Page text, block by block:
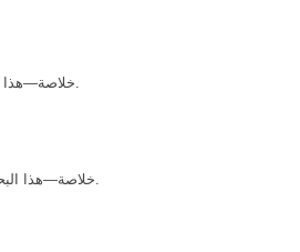
خلاصة—هذا البحث يبحث في صلاة الاستسقاء.
خلاصة—هذا البحث يبحث في مسائل تتعلق بالعيد.